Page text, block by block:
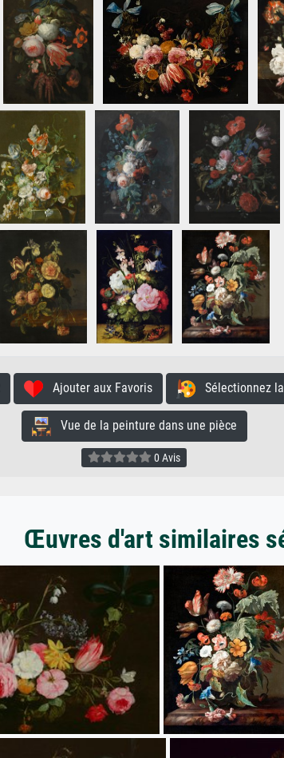
Ajouter aux Favoris Sélectionnez
Vue de la peinture dans une pièce
0 Avis
Œuvres d'art similaires